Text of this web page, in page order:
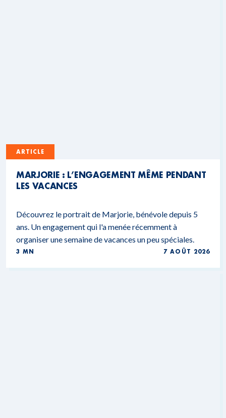
ARTICLE
MARJORIE : L’ENGAGEMENT MÊME PENDANT
LES VACANCES
Découvrez le portrait de Marjorie, bénévole depuis 5
ans. Un engagement qui l'a menée récemment à
organiser une semaine de vacances un peu spéciales.
3 MN 7 AOÛT 2026